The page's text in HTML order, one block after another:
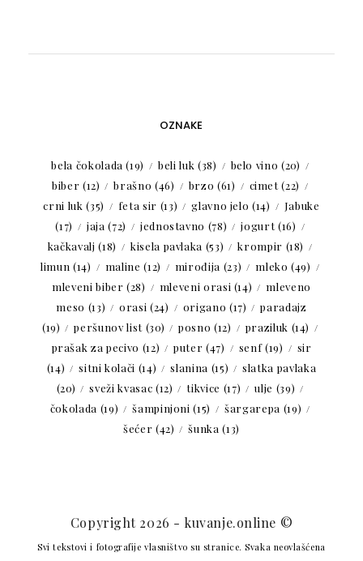
OZNAKE
bela čokolada (19) beli luk (38) belo vino (20)
biber (12) brašno (46) brzo (61) cimet(22)
crni luk (35) feta sir (13) glavno jelo (14)
Jabuke
(17)
jaja (72) jednostavno (78) jogurt(16)
kačkavalj (18) kisela pavlaka (53) krompir (18)
limun (14) maline (12) mirođija (23) mleko (49)
mleveni biber (28) mleveni orasi (14)
mleveno
meso (13) orasi (24) origano (17)
paradajz
(19)
peršunov list(30) posno (12) praziluk (14)
prašak za pecivo (12) puter (47) senf(19)
sir
(14)
sitni kolači (14) slanina (15)
slatka pavlaka
(20)
sveži kvasac (12) tikvice (17) ulje (39)
čokolada (19) šampinjoni (15) šargarepa (19)
šećer (42) šunka (13)
Copyright 2026 - kuvanje.online ©
Svi tekstovi i fotografije vlasništvo su stranice. Svaka neovlašćena